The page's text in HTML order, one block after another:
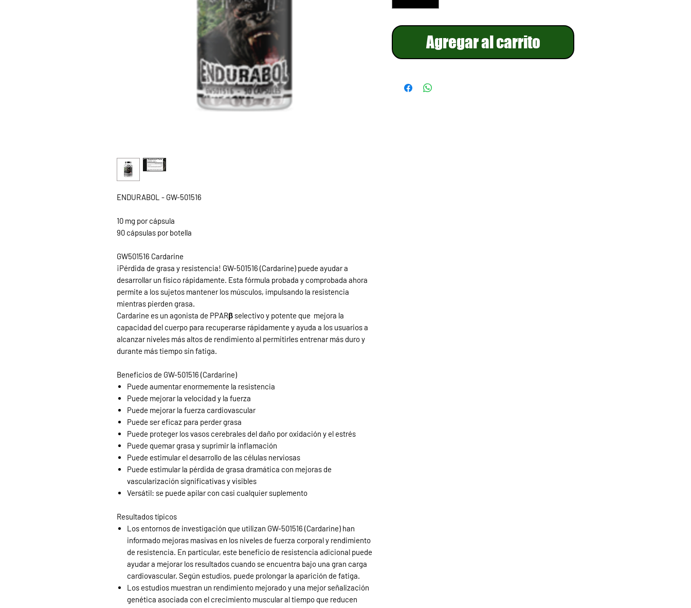
ENDURABOL - GW-501516
10 mg por cápsula
90 cápsulas por botella
GW501516 Cardarine
¡Pérdida de grasa y resistencia! GW-501516 (Cardarine) puede ayudar a
desarrollar un físico rápidamente. Esta fórmula probada y comprobada ahora
permite a los sujetos mantener los músculos, impulsando la resistencia
mientras pierden grasa.
Cardarine es un agonista de PPARβ selectivo y potente que mejora la
capacidad del cuerpo para recuperarse rápidamente y ayuda a los usuarios a
alcanzar niveles más altos de rendimiento al permitirles entrenar más duro y
durante más tiempo sin fatiga.
Beneficios de GW-501516 (Cardarine)
Puede aumentar enormemente la resistencia
Puede mejorar la velocidad y la fuerza
Puede mejorar la fuerza cardiovascular
Puede ser eficaz para perder grasa
Puede proteger los vasos cerebrales del daño por oxidación y el estrés
Puede quemar grasa y suprimir la inflamación
Puede estimular el desarrollo de las células nerviosas
Puede estimular la pérdida de grasa dramática con mejoras de
vascularización significativas y visibles
Versátil: se puede apilar con casi cualquier suplemento
Resultados típicos
Los entornos de investigación que utilizan GW-501516 (Cardarine) han
informado mejoras masivas en los niveles de fuerza corporal y rendimiento
de resistencia. En particular, este beneficio de resistencia adicional puede
ayudar a mejorar los resultados cuando se encuentra bajo una gran carga
cardiovascular. Según estudios, puede prolongar la aparición de fatiga.
Los estudios muestran un rendimiento mejorado y una mejor señalización
genética asociada con el crecimiento muscular al tiempo que reducen
Agregar al carrito